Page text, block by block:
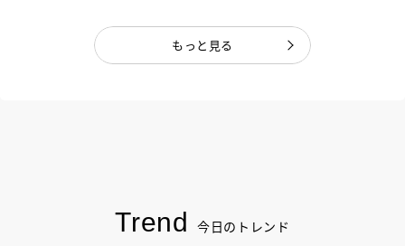
もっと見る
Trend 今日のトレンド